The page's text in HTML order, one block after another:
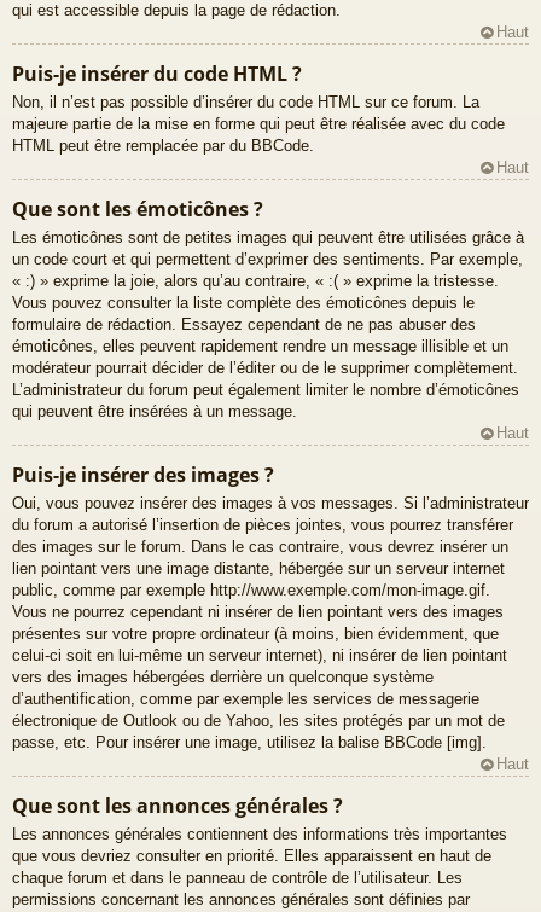
qui est accessible depuis la page de rédaction.
Haut
Puis-je insérer du code HTML ?
Non, il n’est pas possible d’insérer du code HTML sur ce forum. La
majeure partie de la mise en forme qui peut être réalisée avec du code
HTML peut être remplacée par du BBCode.
Haut
Que sont les émoticônes ?
Les émoticônes sont de petites images qui peuvent être utilisées grâce à
un code court et qui permettent d’exprimer des sentiments. Par exemple,
« :) » exprime la joie, alors qu’au contraire, « :( » exprime la tristesse.
Vous pouvez consulter la liste complète des émoticônes depuis le
formulaire de rédaction. Essayez cependant de ne pas abuser des
émoticônes, elles peuvent rapidement rendre un message illisible et un
modérateur pourrait décider de l’éditer ou de le supprimer complètement.
L’administrateur du forum peut également limiter le nombre d’émoticônes
qui peuvent être insérées à un message.
Haut
Puis-je insérer des images ?
Oui, vous pouvez insérer des images à vos messages. Si l’administrateur
du forum a autorisé l’insertion de pièces jointes, vous pourrez transférer
des images sur le forum. Dans le cas contraire, vous devrez insérer un
lien pointant vers une image distante, hébergée sur un serveur internet
public, comme par exemple http://www.exemple.com/mon-image.gif.
Vous ne pourrez cependant ni insérer de lien pointant vers des images
présentes sur votre propre ordinateur (à moins, bien évidemment, que
celui-ci soit en lui-même un serveur internet), ni insérer de lien pointant
vers des images hébergées derrière un quelconque système
d’authentification, comme par exemple les services de messagerie
électronique de Outlook ou de Yahoo, les sites protégés par un mot de
passe, etc. Pour insérer une image, utilisez la balise BBCode [img].
Haut
Que sont les annonces générales ?
Les annonces générales contiennent des informations très importantes
que vous devriez consulter en priorité. Elles apparaissent en haut de
chaque forum et dans le panneau de contrôle de l’utilisateur. Les
permissions concernant les annonces générales sont définies par